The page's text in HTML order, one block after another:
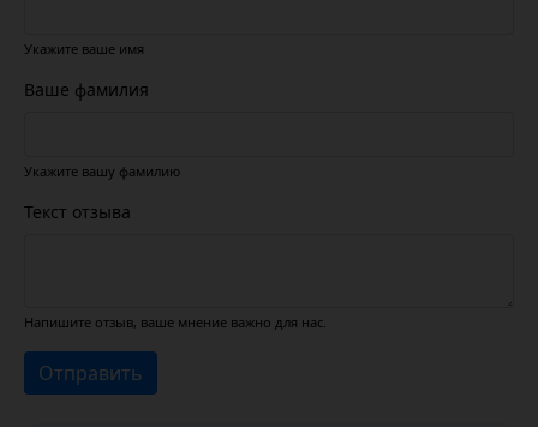
Укажите ваше имя
Ваше фамилия
Укажите вашу фамилию
Текст отзыва
Напишите отзыв, ваше мнение важно для нас.
Отправить